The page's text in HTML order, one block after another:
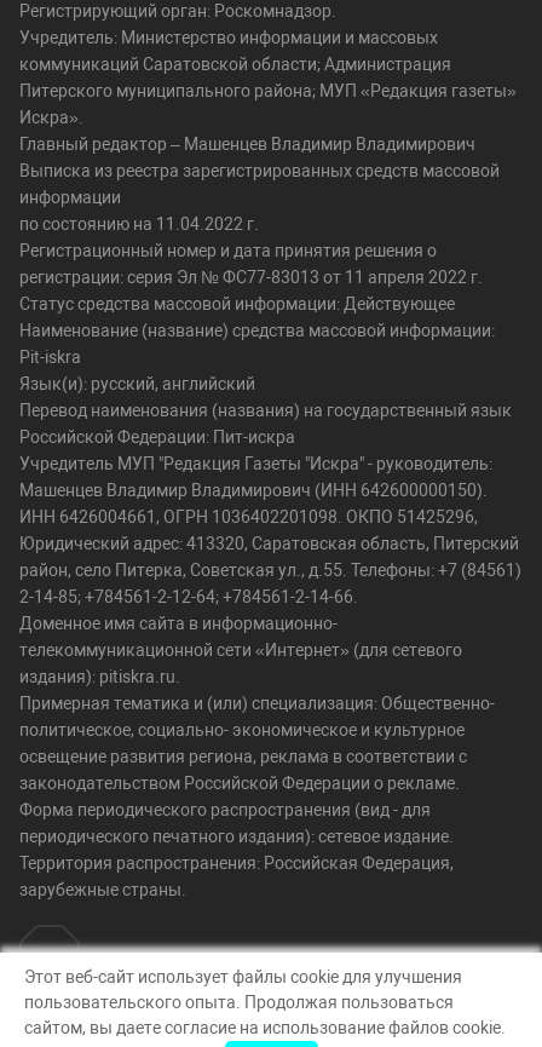
Регистрирующий орган: Роскомнадзор.
Учредитель: Министерство информации и массовых
коммуникаций Саратовской области; Администрация
Питерского муниципального района; МУП «Редакция газеты»
Искра».
Главный редактор – Машенцев Владимир Владимирович
Выписка из реестра зарегистрированных средств массовой
информации
по состоянию на 11.04.2022 г.
Регистрационный номер и дата принятия решения о
регистрации: серия Эл № ФС77-83013 от 11 апреля 2022 г.
Статус средства массовой информации: Действующее
Наименование (название) средства массовой информации:
Pit-iskra
Язык(и): русский, английский
Перевод наименования (названия) на государственный язык
Российской Федерации: Пит-искра
Учредитель МУП "Редакция Газеты "Искра" - руководитель:
Машенцев Владимир Владимирович (ИНН 642600000150).
ИНН 6426004661, ОГРН 1036402201098. ОКПО 51425296,
Юридический адрес: 413320, Саратовская область, Питерский
район, село Питерка, Советская ул., д.55. Телефоны: +7 (84561)
2-14-85; +784561-2-12-64; +784561-2-14-66.
Доменное имя сайта в информационно-
телекоммуникационной сети «Интернет» (для сетевого
издания): pitiskra.ru.
Примерная тематика и (или) специализация: Общественно-
политическое, социально- экономическое и культурное
освещение развития региона, реклама в соответствии с
законодательством Российской Федерации о рекламе.
Форма периодического распространения (вид - для
периодического печатного издания): сетевое издание.
Территория распространения: Российская Федерация,
зарубежные страны.
© Искра, 2026
Создание сайта — nopreset
Этот веб-сайт использует файлы cookie для улучшения
пользовательского опыта. Продолжая пользоваться
сайтом, вы даете согласие на использование файлов cookie.